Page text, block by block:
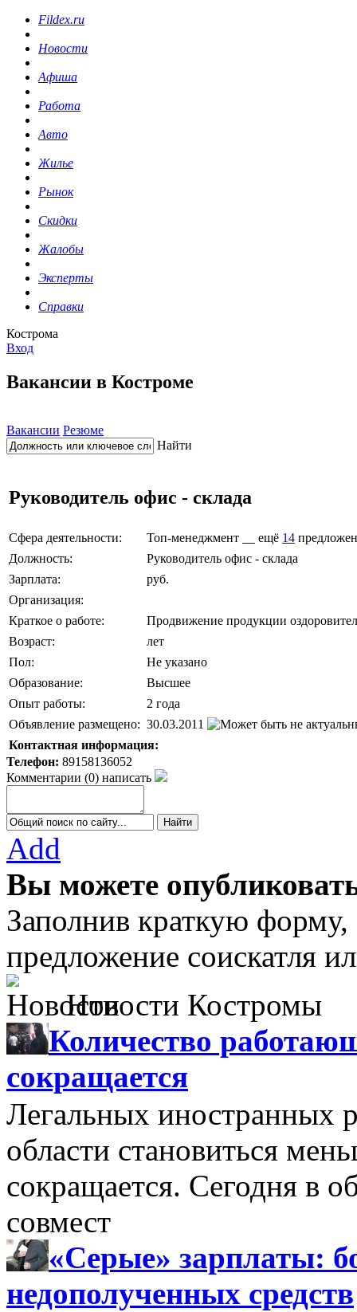
Fildex.ru
Новости
Афиша
Работа
Авто
Жилье
Рынок
Скидки
Жалобы
Эксперты
Справки
Кострома
Вход
Вакансии в Костроме
Вакансии Резюме
Найти
Руководитель офис - склада
Сфера деятельности: Топ-менеджмент ещё 14
Должность:
Руководитель офис - склада
Зарплата:
руб.
Организация:
Краткое о работе:
Продвижение продукции
Возраст:
лет
Пол:
Не указано
Образование:
Высшее
Опыт работы:
2 года
Объявление размещено: 30.03.2011
Контактная информация:
Телефон: 89158136052
Комментарии (0) написать
Add
Вы можете
Заполнив краткую
предложение соискатля
Новости Костромы
Количество
сокращается
Легальных иностранных
области становиться
сокращается. Сегодня в
совмест
«Серые» зарплаты:
недополученных средств